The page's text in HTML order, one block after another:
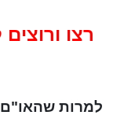
רצו
למרות